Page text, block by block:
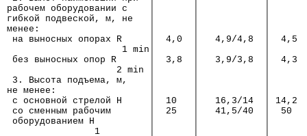
рабочем оборудовании с    │       │            │
гибкой подвеской, м, не   │       │            │
менее:                    │       │            │
на выносных опорах R     │  4,0  │   4,9/4,8  │
1 min│       │            │
без выносных опор R      │  3,8  │   3,9/3,8  │
2 min │       │            │
3. Высота подъема, м,    │       │            │
не менее:                 │       │            │
с основной стрелой Н     │  10   │   16,3/14  │
со сменным рабочим       │  25   │   41,5/40  │  50
оборудованием Н          │       │            │
1         │       │            │